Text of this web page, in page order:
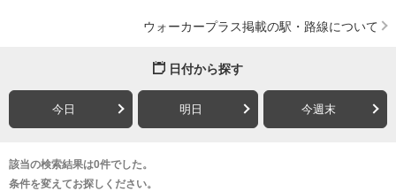
ウォーカープラス掲載の駅・路線について
日付から探す
今日 明日 今週末
該当の検索結果は0件でした。
条件を変えてお探しください。